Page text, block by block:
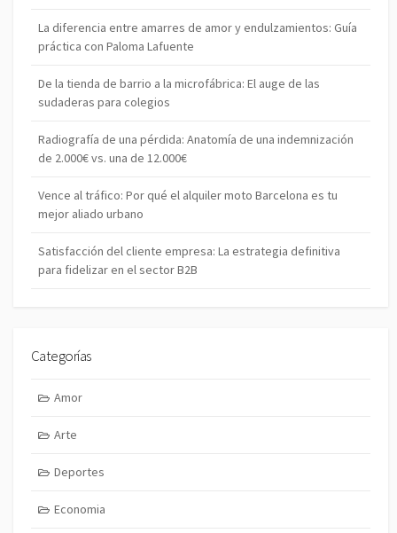
La diferencia entre amarres de amor y endulzamientos: Guía
práctica con Paloma Lafuente
De la tienda de barrio a la microfábrica: El auge de las
sudaderas para colegios
Radiografía de una pérdida: Anatomía de una indemnización
de 2.000€ vs. una de 12.000€
Vence al tráfico: Por qué el alquiler moto Barcelona es tu
mejor aliado urbano
Satisfacción del cliente empresa: La estrategia definitiva
para fidelizar en el sector B2B
Categorías
Amor
Arte
Deportes
Economia